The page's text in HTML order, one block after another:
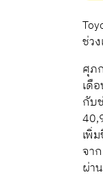
ช่ว
ศุภ
เดื
กับ
เพิ่
จา
ผ่า